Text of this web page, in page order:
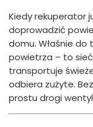
Kiedy rekuperator
doprowadzić
domu. Właśnie do
powietrza – to sieć
transportuje
odbiera zużyte.
prostu drogi